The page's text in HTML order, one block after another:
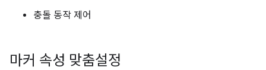
충돌 동작 제어
마커 속성 맞춤설정